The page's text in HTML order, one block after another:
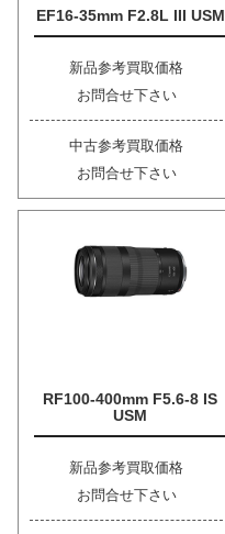
EF16-35mm F2.8L III USM
新品参考買取価格
お問合せ下さい
中古参考買取価格
お問合せ下さい
RF100-400mm F5.6-8 IS
USM
新品参考買取価格
お問合せ下さい